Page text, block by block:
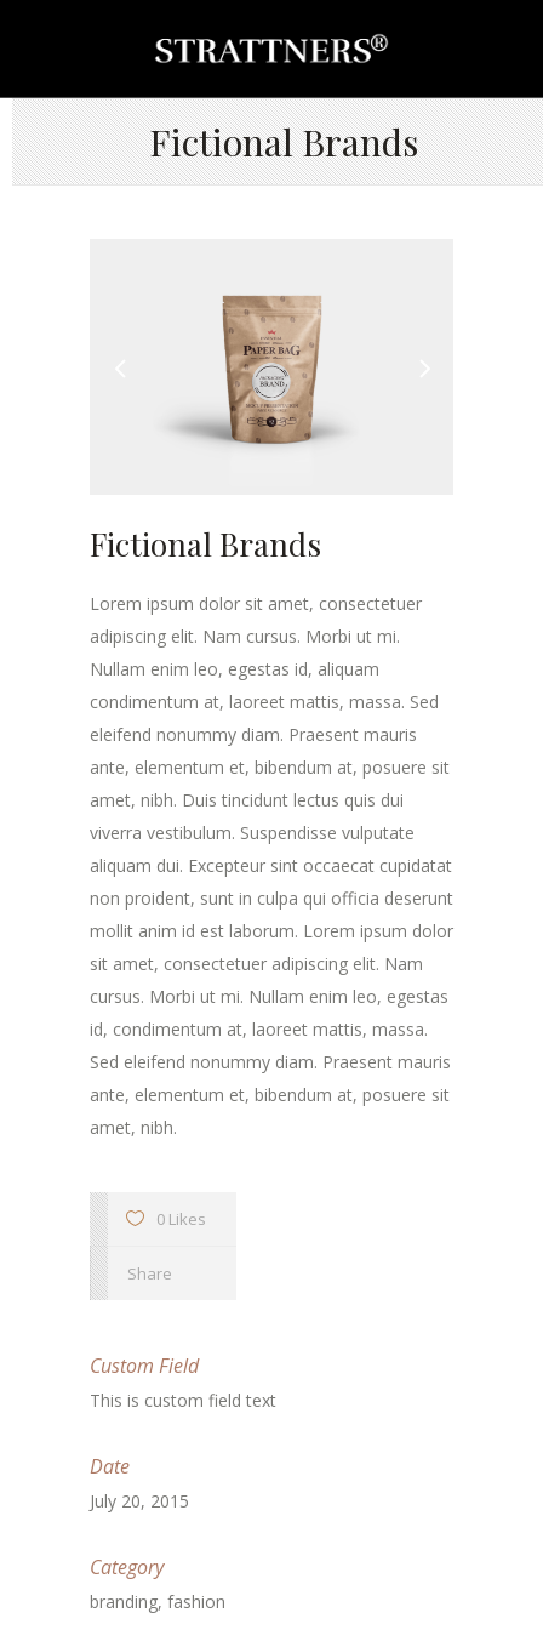
Fictional Brands
Fictional Brands
Lorem ipsum dolor sit amet, consectetuer
adipiscing elit. Nam cursus. Morbi ut mi.
Nullam enim leo, egestas id, aliquam
condimentum at, laoreet mattis, massa. Sed
eleifend nonummy diam. Praesent mauris
ante, elementum et, bibendum at, posuere sit
amet, nibh. Duis tincidunt lectus quis dui
viverra vestibulum. Suspendisse vulputate
aliquam dui. Excepteur sint occaecat cupidatat
non proident, sunt in culpa qui officia deserunt
mollit anim id est laborum. Lorem ipsum dolor
sit amet, consectetuer adipiscing elit. Nam
cursus. Morbi ut mi. Nullam enim leo, egestas
id, condimentum at, laoreet mattis, massa.
Sed eleifend nonummy diam. Praesent mauris
ante, elementum et, bibendum at, posuere sit
amet, nibh.
0 Likes
Share
Custom Field
This is custom field text
Date
July 20, 2015
Category
branding, fashion